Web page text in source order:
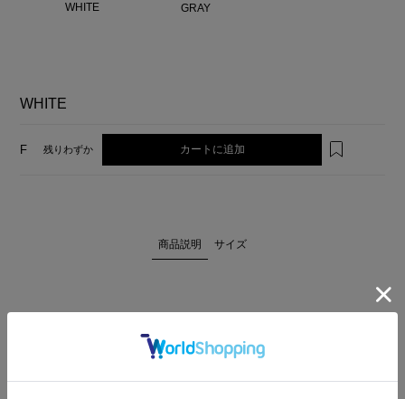
WHITE GRAY
WHITE
F 残りわずか カートに追加
商品説明 サイズ
かかとやつま先などはリブ編み、華奢に見せたい足首部分はシ